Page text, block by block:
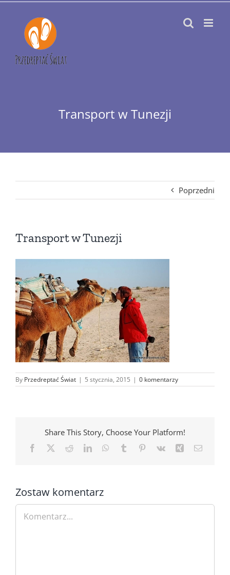
Przejdź
zawartości
Transport w Tunezji
Poprzedni
Transport w Tunezji
By Przedreptać Świat | 5 stycznia, 2015 | 0 komentarzy
Share This Story, Choose Your Platform!
Facebook RedditLinkedInWhatsApp
Tumblr Pinterest
Vk Xing Email
Zostaw komentarz
Comment